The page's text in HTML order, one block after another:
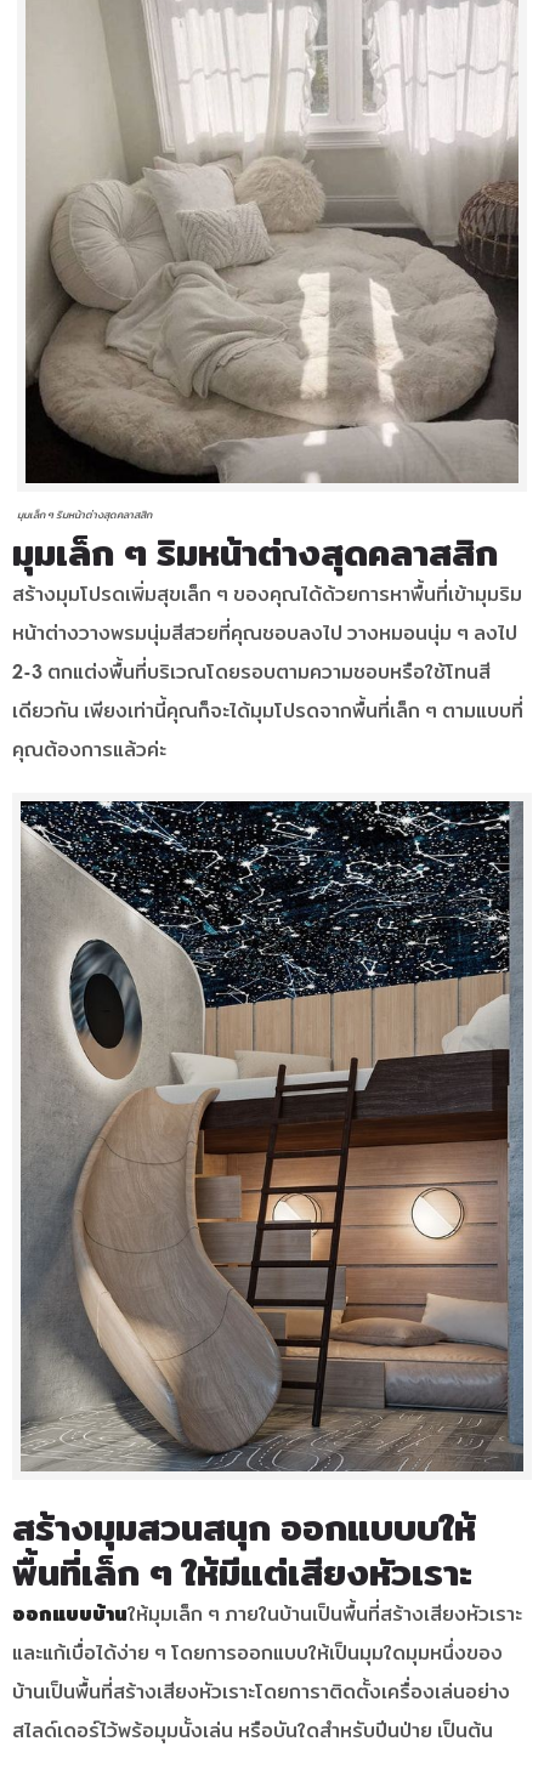
มุมเล็ก ๆ ริมหน้าต่างสุดคลาสสิก
มุมเล็ก ๆ ริมหน้าต่างสุดคลาสสิก
สร้างมุมโปรดเพิ่มสุขเล็ก ๆ ของคุณได้ด้วยการหาพื้นที่เข้ามุมริม
หน้าต่างวางพรมนุ่มสีสวยที่คุณชอบลงไป วางหมอนนุ่ม ๆ ลงไป
2-3 ตกแต่งพื้นที่บริเวณโดยรอบตามความชอบหรือใช้โทนสี
เดียวกัน เพียงเท่านี้คุณก็จะได้มุมโปรดจากพื้นที่เล็ก ๆ ตามแบบที่
คุณต้องการแล้วค่ะ
สร้างมุมสวนสนุก ออกแบบบให้
พื้นที่เล็ก ๆ ให้มีแต่เสียงหัวเราะ
ออกแบบบ้านให้มุมเล็ก ๆ ภายในบ้านเป็นพื้นที่สร้างเสียงหัวเราะ
และแก้เบื่อได้ง่าย ๆ โดยการออกแบบให้เป็นมุมใดมุมหนึ่งของ
บ้านเป็นพื้นที่สร้างเสียงหัวเราะโดยการาติดตั้งเครื่องเล่นอย่าง
สไลด์เดอร์ไว้พร้อมุมนั้งเล่น หรือบันใดสำหรับปีนป่าย เป็นต้น